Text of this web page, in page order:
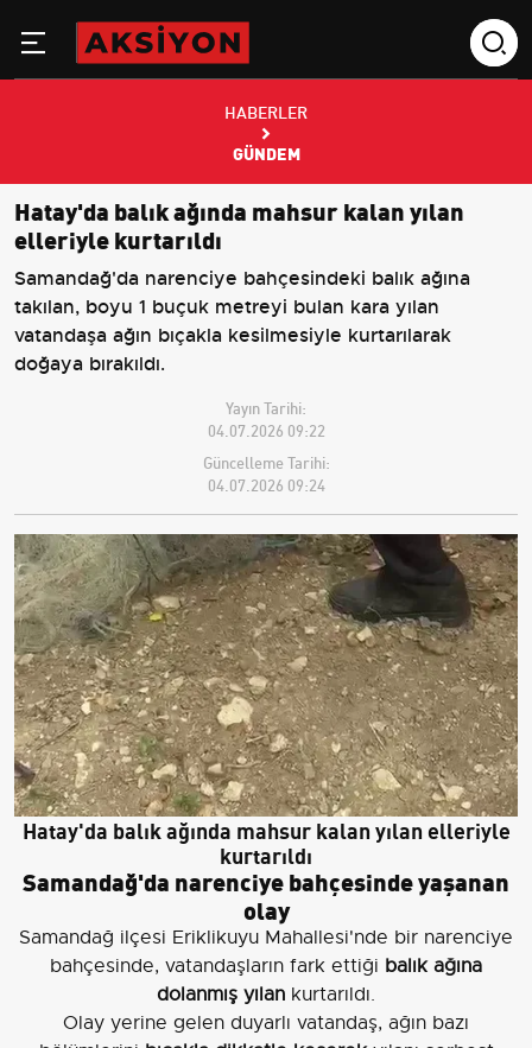
HABERLER
GÜNDEM
Hatay'da balık ağında mahsur kalan yılan
elleriyle kurtarıldı
Samandağ'da narenciye bahçesindeki balık ağına
takılan, boyu 1 buçuk metreyi bulan kara yılan
vatandaşa ağın bıçakla kesilmesiyle kurtarılarak
doğaya bırakıldı.
Yayın Tarihi:
04.07.2026 09:22
Güncelleme Tarihi:
04.07.2026 09:24
Hatay'da balık ağında mahsur kalan yılan elleriyle
kurtarıldı
Samandağ'da narenciye bahçesinde yaşanan
olay
Samandağ ilçesi Eriklikuyu Mahallesi'nde bir narenciye
bahçesinde, vatandaşların fark ettiği balık ağına
dolanmış yılan kurtarıldı.
Olay yerine gelen duyarlı vatandaş, ağın bazı